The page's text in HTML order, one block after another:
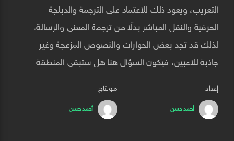
التعريب، ويعود ذلك للاعتماد على الترجمة والدبلجة
الحرفية والنقل المباشر بدلًا من ترجمة المعنى والرسالة،
لذلك قد تجد بعض الحوارات والنصوص المزعجة وغير
جاذبة للاعبين، فيكون السؤال هنا هل ستبقى المنطقة
بتعريب الألعاب وإطلاقها محليًا؟
إعداد
أحمد حسن
مونتاج
أحمد حسن